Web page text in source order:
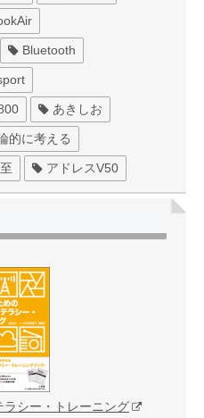
Bluetooth
あきしお
的に考える
アドレスV50
シー・トレーニング